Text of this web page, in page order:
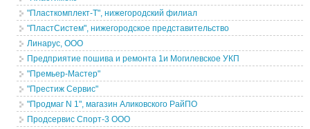
"Пласткомплект-Т", нижегородский филиал
"ПластСистем", нижегородское представительство
Линарус, ООО
Предприятие пошива и ремонта 1и Могилевское УКП
"Премьер-Мастер"
"Престиж Сервис"
"Продмаг N 1", магазин Аликовского РайПО
Продсервис Спорт-3 ООО